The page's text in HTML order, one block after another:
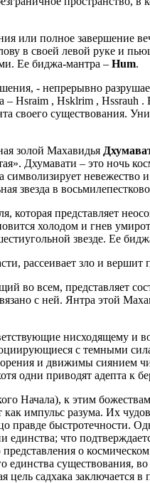
или полное завершение
в своей левой руке и
Ее биджа-мантра – Hum.
- непрерывно
– Hsraim , Hsklrim ,
своего существования.
золой Махавидья
Дхумавати – это ночь
звезда в
которая представляет
холодом и гнев
звезде. Ее
рассеивает зло и
во всем, представляет
с ней. Янтра этой
нисходящему и
с темными
и движимы сиянием
одни приводят адепта к
Начала), к этим
как импульс разума. Их
правде быстротечности.
что
о
единства
садхака заключается